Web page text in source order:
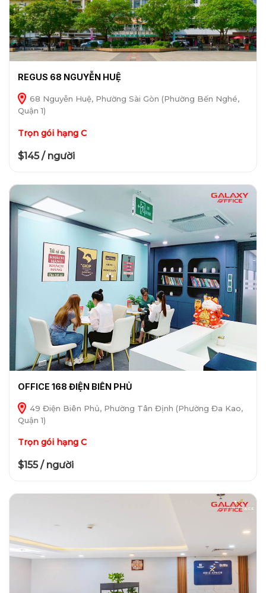
REGUS 68 NGUYỄN HUỆ
68 Nguyễn Huệ, Phường Sài Gòn (Phường Bến Nghé,
Quận 1)
Trọn gói hạng C
$145 / người
OFFICE 168 ĐIỆN BIÊN PHỦ
49 Điện Biên Phủ, Phường Tân Định (Phường Đa Kao,
Quận 1)
Trọn gói hạng C
$155 / người